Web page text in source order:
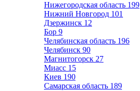
Нижегородская область 199
Нижний Новгород 101
Дзержинск 12
Бор 9
Челябинская область 196
Челябинск 90
Магнитогорск 27
Миасс 15
Киев 190
Самарская область 189